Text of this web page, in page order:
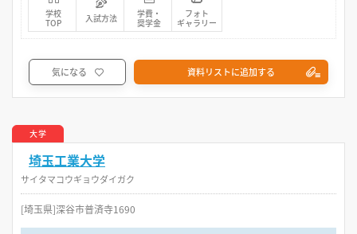
学校
TOP
入試方法
学費・
奨学金
フォト
ギャラリー
気になる 資料リストに追加する
大学
埼玉工業大学
サイタマコウギョウダイガク
[埼玉県]深谷市普済寺1690